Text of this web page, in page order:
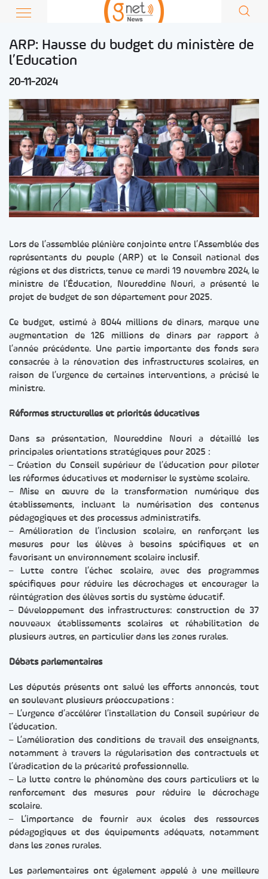
ARP: Hausse du budget du ministère de
l’Education
20-11-2024
Lors de l’assemblée plénière conjointe entre l’Assemblée des
représentants du peuple (ARP) et le Conseil national des
régions et des districts, tenue ce mardi 19 novembre 2024, le
ministre de l’Éducation, Noureddine Nouri, a présenté le
projet de budget de son département pour 2025.
Ce budget, estimé à 8044 millions de dinars, marque une
augmentation de 126 millions de dinars par rapport à
l’année précédente. Une partie importante des fonds sera
consacrée à la rénovation des infrastructures scolaires, en
raison de l’urgence de certaines interventions, a précisé le
ministre.
Réformes structurelles et priorités éducatives
Dans sa présentation, Noureddine Nouri a détaillé les
principales orientations stratégiques pour 2025 :
– Création du Conseil supérieur de l’éducation pour piloter
les réformes éducatives et moderniser le système scolaire.
– Mise en œuvre de la transformation numérique des
établissements, incluant la numérisation des contenus
pédagogiques et des processus administratifs.
– Amélioration de l’inclusion scolaire, en renforçant les
mesures pour les élèves à besoins spécifiques et en
favorisant un environnement scolaire inclusif.
– Lutte contre l’échec scolaire, avec des programmes
spécifiques pour réduire les décrochages et encourager la
réintégration des élèves sortis du système éducatif.
– Développement des infrastructures: construction de 37
nouveaux établissements scolaires et réhabilitation de
plusieurs autres, en particulier dans les zones rurales.
Débats parlementaires
Les députés présents ont salué les efforts annoncés, tout
en soulevant plusieurs préoccupations :
– L’urgence d’accélérer l’installation du Conseil supérieur de
l’éducation.
– L’amélioration des conditions de travail des enseignants,
notamment à travers la régularisation des contractuels et
l’éradication de la précarité professionnelle.
– La lutte contre le phénomène des cours particuliers et le
renforcement des mesures pour réduire le décrochage
scolaire.
– L’importance de fournir aux écoles des ressources
pédagogiques et des équipements adéquats, notamment
dans les zones rurales.
Les parlementaires ont également appelé à une meilleure